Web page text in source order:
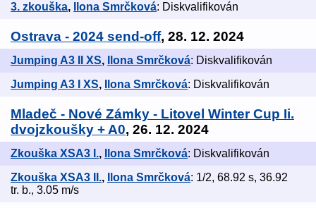
3. zkouška, Ilona Smrčková: Diskvalifikován
Ostrava - 2024 send-off, 28. 12. 2024
Jumping A3 II XS, Ilona Smrčková: Diskvalifikován
Jumping A3 I XS, Ilona Smrčková: Diskvalifikován
Mladeč - Nové Zámky - Litovel Winter Cup Ii.
dvojzkoušky + A0, 26. 12. 2024
Zkouška XSA3 I., Ilona Smrčková: Diskvalifikován
Zkouška XSA3 II., Ilona Smrčková: 1/2, 68.92 s, 36.92
tr. b., 3.05 m/s